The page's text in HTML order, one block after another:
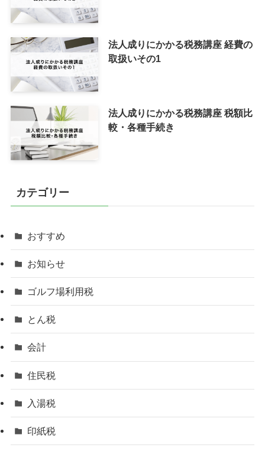
法人成りにかかる税務講座 経費の
取扱いその1
法人成りにかかる税務講座 税額比
較・各種手続き
カテゴリー
おすすめ
お知らせ
ゴルフ場利用税
とん税
会計
住民税
入湯税
印紙税